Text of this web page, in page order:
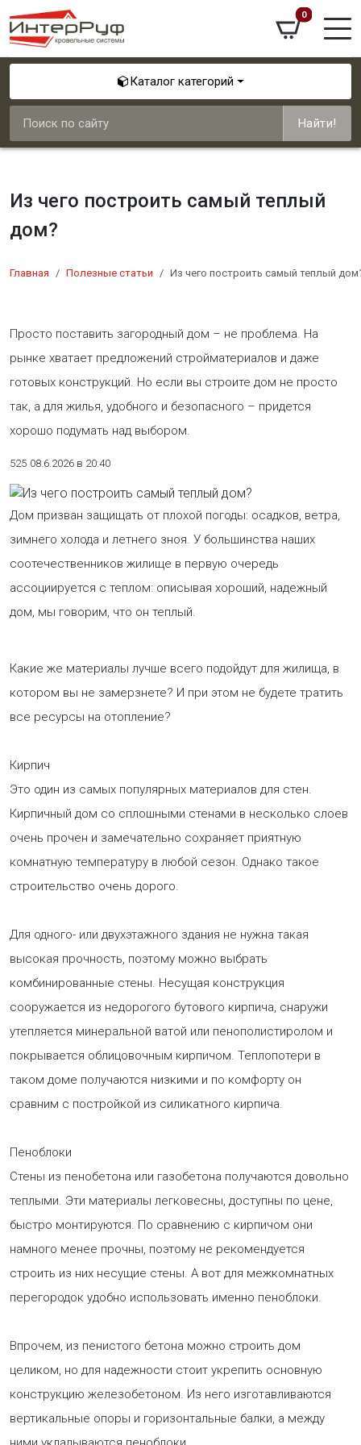
0
Каталог категорий
Найти!
Из чего построить самый теплый
дом?
Главная Полезные статьи Из чего построить самый теплый
​Просто поставить загородный дом – не проблема. На
рынке хватает предложений стройматериалов и даже
готовых конструкций. Но если вы строите дом не просто
так, а для жилья, удобного и безопасного – придется
хорошо подумать над выбором.
525 08.6.2026 в 20:40
Дом призван защищать от плохой погоды: осадков, ветра,
зимнего холода и летнего зноя. У большинства наших
соотечественников жилище в первую очередь
ассоциируется с теплом: описывая хороший, надежный
дом, мы говорим, что он теплый.
Какие же материалы лучше всего подойдут для жилища, в
котором вы не замерзнете? И при этом не будете тратить
все ресурсы на отопление?
Кирпич
Это один из самых популярных материалов для стен.
Кирпичный дом со сплошными стенами в несколько слоев
очень прочен и замечательно сохраняет приятную
комнатную температуру в любой сезон. Однако такое
строительство очень дорого.
Для одного- или двухэтажного здания не нужна такая
высокая прочность, поэтому можно выбрать
комбинированные стены. Несущая конструкция
сооружается из недорогого бутового кирпича, снаружи
утепляется минеральной ватой или пенополистиролом и
покрывается облицовочным кирпичом. Теплопотери в
таком доме получаются низкими и по комфорту он
сравним с постройкой из силикатного кирпича.
Пеноблоки
Стены из пенобетона или газобетона получаются довольно
теплыми. Эти материалы легковесны, доступны по цене,
быстро монтируются. По сравнению с кирпичом они
намного менее прочны, поэтому не рекомендуется
строить из них несущие стены. А вот для межкомнатных
перегородок удобно использовать именно пеноблоки.
Впрочем, из пенистого бетона можно строить дом
целиком, но для надежности стоит укрепить основную
конструкцию железобетоном. Из него изготавливаются
вертикальные опоры и горизонтальные балки, а между